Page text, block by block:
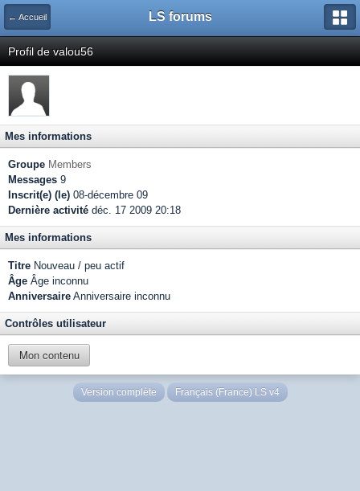
← Accueil LS forums
Profil de valou56
Mes informations
Groupe Members
Messages 9
Inscrit(e) (le) 08-décembre 09
Dernière activité déc. 17 2009 20:18
Mes informations
Titre Nouveau / peu actif
Âge Âge inconnu
Anniversaire Anniversaire inconnu
Contrôles utilisateur
Mon contenu
Version complète Français (France) LS v4